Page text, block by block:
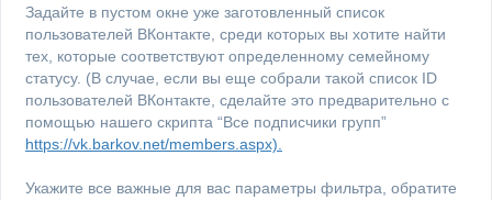
Задайте в пустом окне уже заготовленный список
пользователей ВКонтакте, среди которых вы хотите найти
тех, которые соответствуют определенному семейному
статусу. (В случае, если вы еще собрали такой список ID
пользователей ВКонтакте, сделайте это предварительно с
помощью нашего скрипта “Все подписчики групп”
https://vk.barkov.net/members.aspx).
Укажите все важные для вас параметры фильтра, обратите